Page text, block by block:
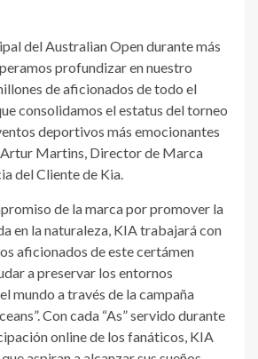
del Australian Open durante más
profundizar en nuestro
de aficionados de todo el
consolidamos el estatus del torneo
deportivos más emocionantes
Artur Martins, Director de Marca
del Cliente de Kia.
de la marca por promover la
en la naturaleza, KIA trabajará con
aficionados de este certámen
a preservar los entornos
mundo a través de la campaña
Con cada “As” servido durante
online de los fanáticos, KIA